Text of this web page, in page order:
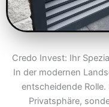
Credo Invest: Ihr
In der modernen
entscheidende
Privatsphäre,